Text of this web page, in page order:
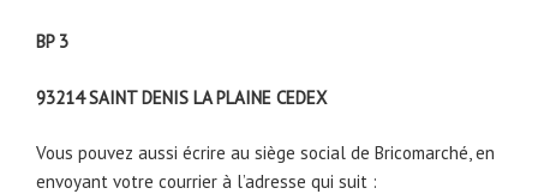
BP 3
93214 SAINT DENIS LA PLAINE CEDEX
Vous pouvez aussi écrire au siège social de Bricomarché, en
envoyant votre courrier à l’adresse qui suit :